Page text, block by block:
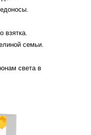
взятка.
семьи.
света в